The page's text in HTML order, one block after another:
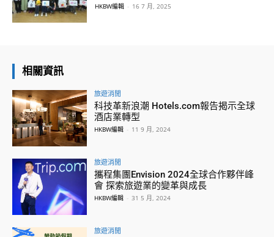
HKBW編輯 - 16 7 月, 2025
相關資訊
旅遊消閒
科技革新浪潮 Hotels.com報告揭示全球
酒店業轉型
HKBW編輯 - 11 9 月, 2024
旅遊消閒
攜程集團Envision 2024全球合作夥伴峰
會 探索旅遊業的變革與成長
HKBW編輯 - 31 5 月, 2024
旅遊消閒